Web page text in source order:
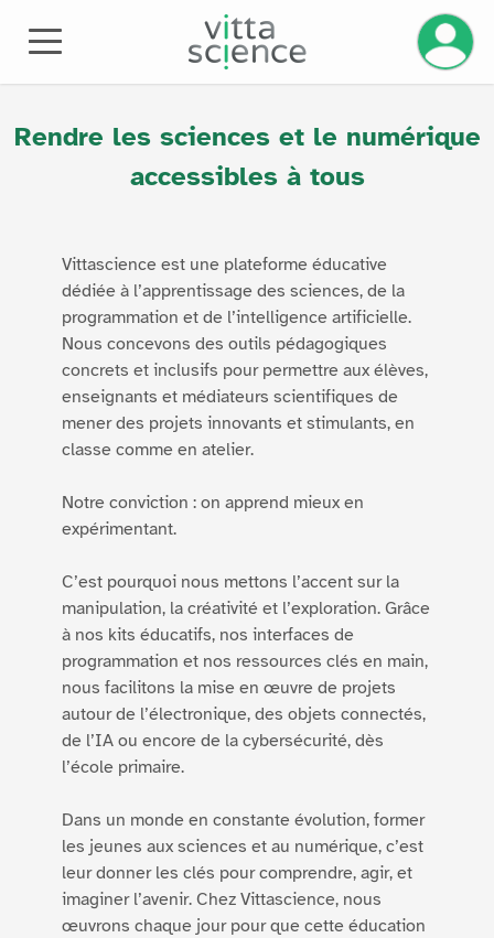
Gérez
Rendre les sciences et le numérique
accessibles à tous
Vittascience est une plateforme éducative
dédiée à l’apprentissage des sciences, de la
programmation et de l’intelligence artificielle.
Nous concevons des outils pédagogiques
concrets et inclusifs pour permettre aux élèves,
enseignants et médiateurs scientifiques de
mener des projets innovants et stimulants, en
classe comme en atelier.
Notre conviction : on apprend mieux en
expérimentant.
C’est pourquoi nous mettons l’accent sur la
manipulation, la créativité et l’exploration. Grâce
à nos kits éducatifs, nos interfaces de
programmation et nos ressources clés en main,
nous facilitons la mise en œuvre de projets
autour de l’électronique, des objets connectés,
de l’IA ou encore de la cybersécurité, dès
l’école primaire.
Dans un monde en constante évolution, former
les jeunes aux sciences et au numérique, c’est
leur donner les clés pour comprendre, agir, et
imaginer l’avenir. Chez Vittascience, nous
œuvrons chaque jour pour que cette éducation